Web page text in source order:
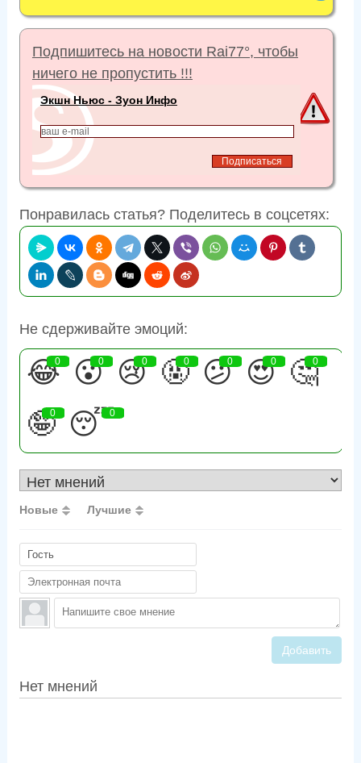
Подпишитесь на новости Rai77°, чтобы
ничего не пропустить !!!
Экшн Ньюс - Зуон Инфо
Понравилась статья? Поделитесь в соцсетях:
Не сдерживайте эмоций:
😂
0 😮
0 😢
0 🤬
0 😕
0 😍
0 🤔
0
🤪
0 😴
0
Новые Лучшие
Добавить
Нет мнений